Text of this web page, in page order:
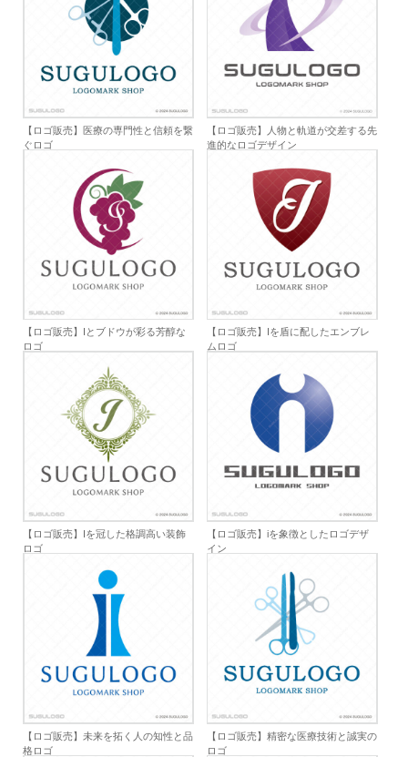
【ロゴ販売】医療の専門性と信頼を繋
ぐロゴ
【ロゴ販売】人物と軌道が交差する先
進的なロゴデザイン
【ロゴ販売】Iとブドウが彩る芳醇な
ロゴ
【ロゴ販売】Iを盾に配したエンブレ
ムロゴ
【ロゴ販売】Iを冠した格調高い装飾
ロゴ
【ロゴ販売】iを象徴としたロゴデザ
イン
【ロゴ販売】未来を拓く人の知性と品
格ロゴ
【ロゴ販売】精密な医療技術と誠実の
ロゴ